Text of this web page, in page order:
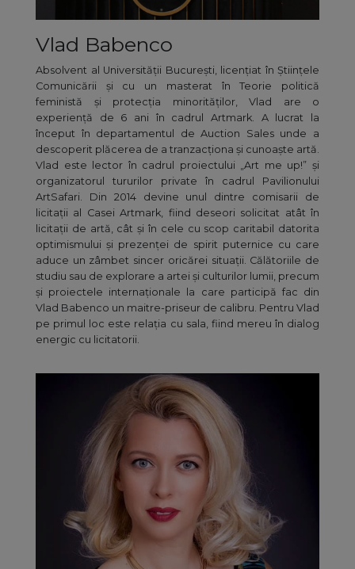
Vlad Babenco
Absolvent al Universității București, licențiat în Științele
Comunicării și cu un masterat în Teorie politică
feministă și protecția minorităților, Vlad are o
experiență de 6 ani în cadrul Artmark. A lucrat la
început în departamentul de Auction Sales unde a
descoperit plăcerea de a tranzacționa și cunoaște artă.
Vlad este lector în cadrul proiectului „Art me up!” și
organizatorul tururilor private în cadrul Pavilionului
ArtSafari. Din 2014 devine unul dintre comisarii de
licitații al Casei Artmark, fiind deseori solicitat atât în
licitații de artă, cât și în cele cu scop caritabil datorita
optimismului și prezenței de spirit puternice cu care
aduce un zâmbet sincer oricărei situații. Călătoriile de
studiu sau de explorare a artei și culturilor lumii, precum
și proiectele internaționale la care participă fac din
Vlad Babenco un maitre-priseur de calibru. Pentru Vlad
pe primul loc este relația cu sala, fiind mereu în dialog
energic cu licitatorii.